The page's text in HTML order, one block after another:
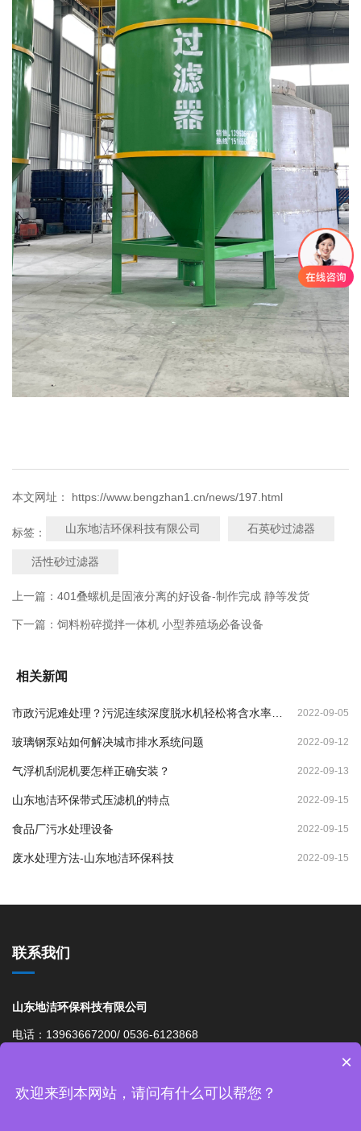
本文网址： https://www.bengzhan1.cn/news/197.html
标签： 山东地洁环保科技有限公司 石英砂过滤器
活性砂过滤器
上一篇： 401叠螺机是固液分离的好设备-制作完成 静等发货
下一篇： 饲料粉碎搅拌一体机 小型养殖场必备设备
相关新闻
2022-09-05
市政污泥难处理？污泥连续深度脱水机轻松将含水率降
至70% 2022-09-12
玻璃钢泵站如何解决城市排水系统问题
2022-09-13
气浮机刮泥机要怎样正确安装？
2022-09-15
山东地洁环保带式压滤机的特点
2022-09-15
食品厂污水处理设备
2022-09-15
废水处理方法-山东地洁环保科技
联系我们
山东地洁环保科技有限公司
电话：13963667200/ 0536-6123868
网址：http://www.bengzhan1.cn
×
欢迎来到本网站，请问有什么可以帮您？